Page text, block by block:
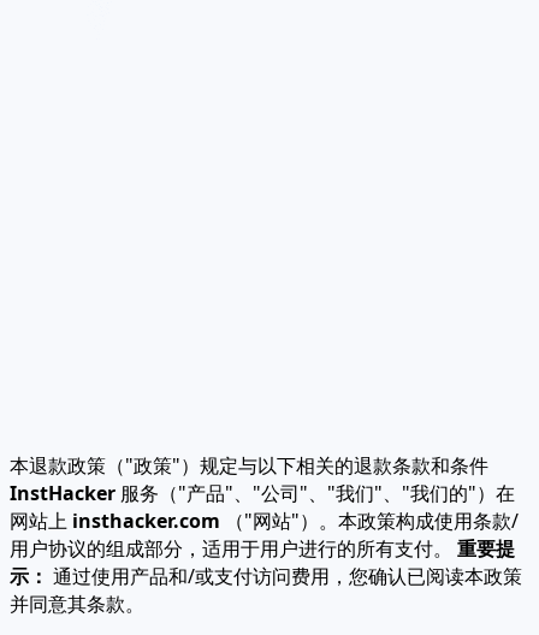
本退款政策（"政策"）规定与以下相关的退款条款和条件
InstHacker 服务（"产品"、"公司"、"我们"、"我们的"）在
网站上 insthacker.com （"网站"）。本政策构成使用条款/
用户协议的组成部分，适用于用户进行的所有支付。 重要提
示： 通过使用产品和/或支付访问费用，您确认已阅读本政策
并同意其条款。